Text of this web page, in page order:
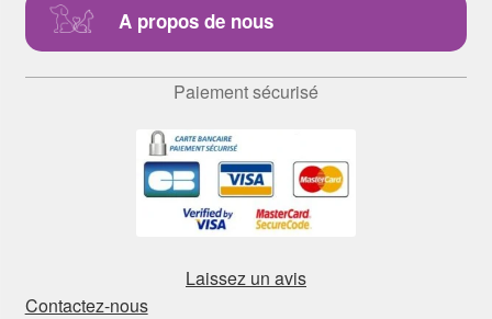
A propos de nous
Paiement sécurisé
Laissez un avis
Contactez-nous